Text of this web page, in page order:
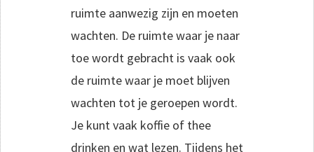
ruimte aanwezig zijn en moeten
wachten. De ruimte waar je naar
toe wordt gebracht is vaak ook
de ruimte waar je moet blijven
wachten tot je geroepen wordt.
Je kunt vaak koffie of thee
drinken en wat lezen. Tijdens het